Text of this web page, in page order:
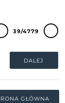
DALEJ
39/4779
GŁÓWNA